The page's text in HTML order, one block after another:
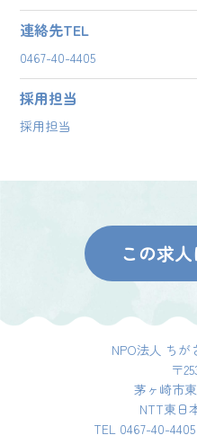
連絡先TEL
0467-40-4405
採用担当
採用担当
この求
NPO法人 ち
〒
茅ヶ崎市
NTT東日
TEL 0467-40-